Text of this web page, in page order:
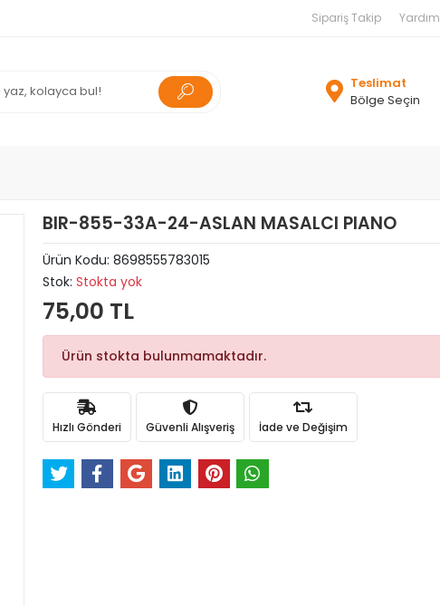
Sipariş Takip Yardım
Teslimat
Bölge Seçin
BIR-855-33A-24-ASLAN MASALCI PIANO
Ürün Kodu: 8698555783015
Stok: Stokta yok
75,00 TL
Ürün stokta bulunmamaktadır.
Hızlı Gönderi Güvenli Alışveriş İade ve Değişim